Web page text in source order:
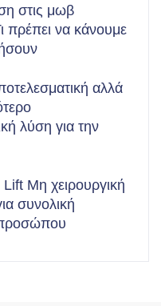
στις μωβ
πρέπει να κάνουμε
αλλά
λύση για την
Μη χειρουργική
συνολική